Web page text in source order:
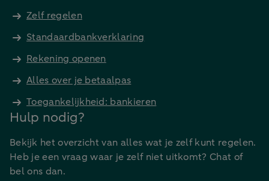
Zelf regelen
Standaardbankverklaring
Rekening openen
Alles over je betaalpas
Toegankelijkheid: bankieren
Hulp nodig?
Bekijk het overzicht van alles wat je zelf kunt regelen.
Heb je een vraag waar je zelf niet uitkomt? Chat of
bel ons dan.